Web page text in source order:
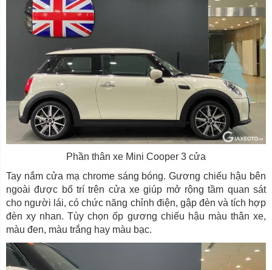
Phần thân xe Mini Cooper 3 cửa
Tay nắm cửa mạ chrome sáng bóng. Gương chiếu hậu bên
ngoài được bố trí trên cửa xe giúp mở rộng tầm quan sát
cho người lái, có chức năng chỉnh điện, gập đèn và tích hợp
đèn xy nhan. Tùy chọn ốp gương chiếu hậu màu thân xe,
màu đen, màu trắng hay màu bạc.